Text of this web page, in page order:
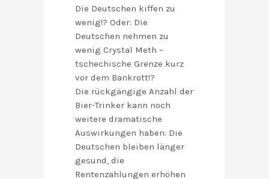
Die Deutschen kiffen zu
wenig!? Oder: Die
Deutschen nehmen zu
wenig Crystal Meth –
tschechische Grenze kurz
vor dem Bankrott!?
Die rückgängige Anzahl der
Bier-Trinker kann noch
weitere dramatische
Auswirkungen haben: Die
Deutschen bleiben länger
gesund, die
Rentenzahlungen erhöhen